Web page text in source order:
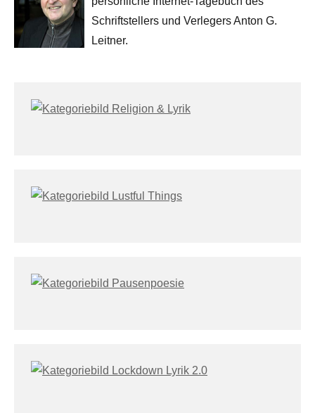
Schriftstellers und Verlegers Anton G.
Leitner.